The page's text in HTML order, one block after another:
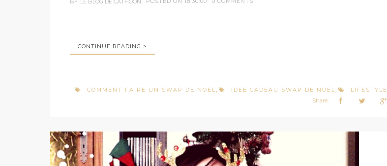
BY LE BLOG DE CATHOON
CONTINUE READING >
COMMENT FAIRE UN SWAP DE NOEL, IDEE CADEAU SWAP DE NOEL, LIFESTYLE
Share: